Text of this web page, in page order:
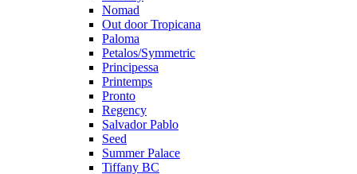
Nomad
Out door Tropicana
Paloma
Petalos/Symmetric
Principessa
Printemps
Pronto
Regency
Salvador Pablo
Seed
Summer Palace
Tiffany BC